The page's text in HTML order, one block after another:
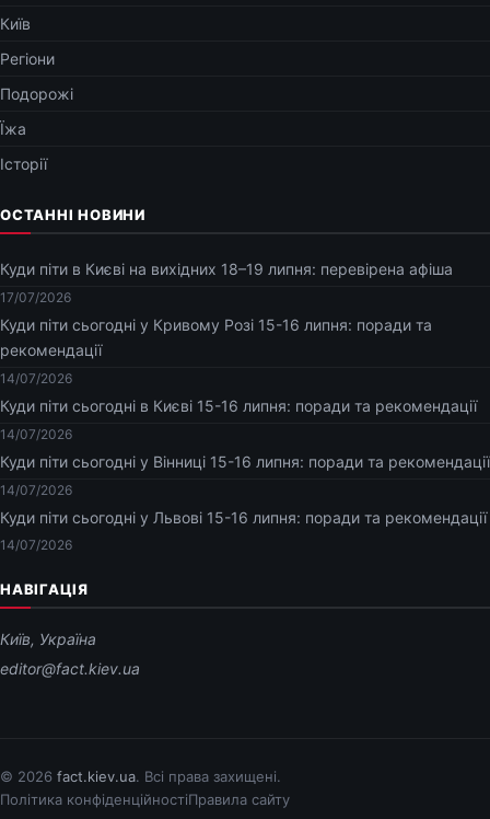
Київ
Регіони
Подорожі
Їжа
Історії
ОСТАННІ НОВИНИ
Куди піти в Києві на вихідних 18–19 липня: перевірена афіша
17/07/2026
Куди піти сьогодні у Кривому Розі 15-16 липня: поради та
рекомендації
14/07/2026
Куди піти сьогодні в Києві 15-16 липня: поради та рекомендації
14/07/2026
Куди піти сьогодні у Вінниці 15-16 липня: поради та рекомендації
14/07/2026
Куди піти сьогодні у Львові 15-16 липня: поради та рекомендації
14/07/2026
НАВІГАЦІЯ
Київ, Україна
editor@fact.kiev.ua
© 2026 fact.kiev.ua. Всі права захищені.
Політика конфіденційностіПравила сайту